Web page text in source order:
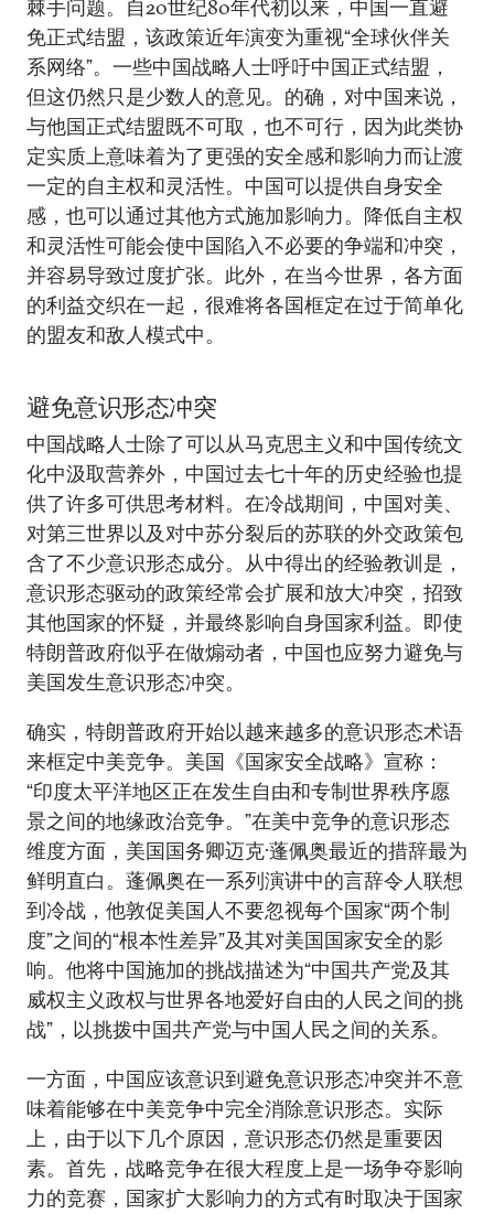
棘手问题。自20世纪80年代初以来，中国一直避
免正式结盟，该政策近年演变为重视“全球伙伴关
系网络”。一些中国战略人士呼吁中国正式结盟，
但这仍然只是少数人的意见。的确，对中国来说，
与他国正式结盟既不可取，也不可行，因为此类协
定实质上意味着为了更强的安全感和影响力而让渡
一定的自主权和灵活性。中国可以提供自身安全
感，也可以通过其他方式施加影响力。降低自主权
和灵活性可能会使中国陷入不必要的争端和冲突，
并容易导致过度扩张。此外，在当今世界，各方面
的利益交织在一起，很难将各国框定在过于简单化
的盟友和敌人模式中。
避免意识形态冲突
中国战略人士除了可以从马克思主义和中国传统文
化中汲取营养外，中国过去七十年的历史经验也提
供了许多可供思考材料。在冷战期间，中国对美、
对第三世界以及对中苏分裂后的苏联的外交政策包
含了不少意识形态成分。从中得出的经验教训是，
意识形态驱动的政策经常会扩展和放大冲突，招致
其他国家的怀疑，并最终影响自身国家利益。即使
特朗普政府似乎在做煽动者，中国也应努力避免与
美国发生意识形态冲突。
确实，特朗普政府开始以越来越多的意识形态术语
来框定中美竞争。美国《国家安全战略》宣称：
“印度太平洋地区正在发生自由和专制世界秩序愿
景之间的地缘政治竞争。”在美中竞争的意识形态
维度方面，美国国务卿迈克·蓬佩奥最近的措辞最为
鲜明直白。蓬佩奥在一系列演讲中的言辞令人联想
到冷战，他敦促美国人不要忽视每个国家“两个制
度”之间的“根本性差异”及其对美国国家安全的影
响。他将中国施加的挑战描述为“中国共产党及其
威权主义政权与世界各地爱好自由的人民之间的挑
战”，以挑拨中国共产党与中国人民之间的关系。
一方面，中国应该意识到避免意识形态冲突并不意
味着能够在中美竞争中完全消除意识形态。实际
上，由于以下几个原因，意识形态仍然是重要因
素。首先，战略竞争在很大程度上是一场争夺影响
力的竞赛，国家扩大影响力的方式有时取决于国家